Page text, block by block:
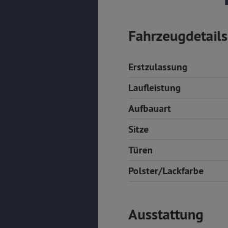
Fahrzeugdetails
Erstzulassung
Laufleistung
Aufbauart
Sitze
Türen
Polster/Lackfarbe
Ausstattung